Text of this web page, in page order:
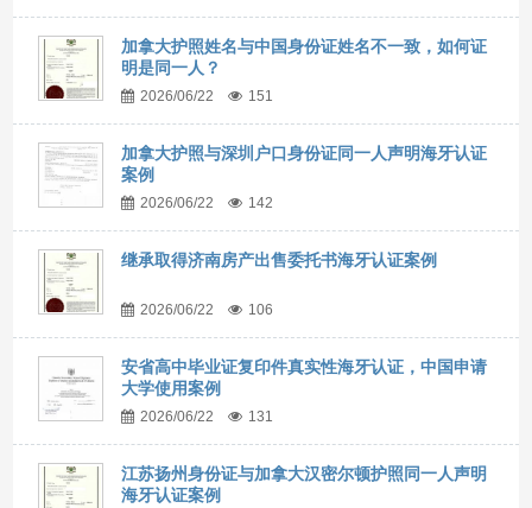
加拿大护照姓名与中国身份证姓名不一致，如何证
明是同一人？
2026/06/22 151
加拿大护照与深圳户口身份证同一人声明海牙认证
案例
2026/06/22 142
继承取得济南房产出售委托书海牙认证案例
2026/06/22 106
安省高中毕业证复印件真实性海牙认证，中国申请
大学使用案例
2026/06/22 131
江苏扬州身份证与加拿大汉密尔顿护照同一人声明
海牙认证案例